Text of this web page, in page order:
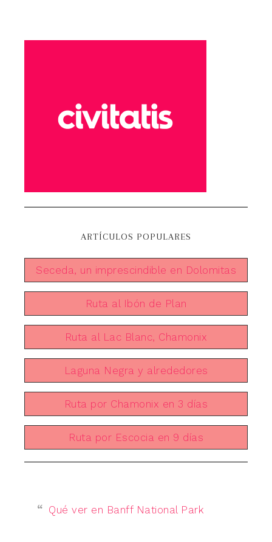
ARTÍCULOS POPULARES
Seceda, un imprescindible en Dolomitas
Ruta al Ibón de Plan
Ruta al Lac Blanc, Chamonix
Laguna Negra y alrededores
Ruta por Chamonix en 3 días
Ruta por Escocia en 9 días
Qué ver en Banff National Park